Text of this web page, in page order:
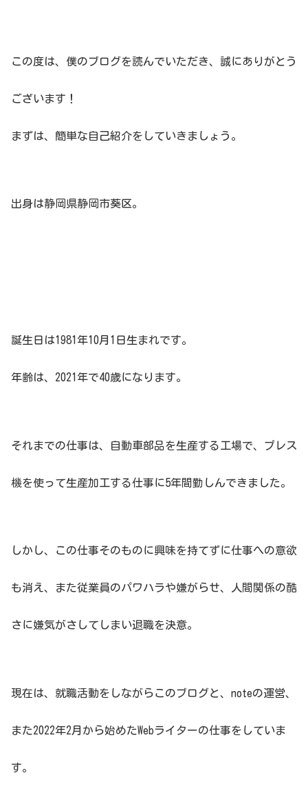
この度は、僕のブログを読んでいただき、誠にありがとう
ございます！
まずは、簡単な自己紹介をしていきましょう。
出身は静岡県静岡市葵区。
誕生日は1981年10月1日生まれです。
年齢は、2021年で40歳になります。
それまでの仕事は、自動車部品を生産する工場で、プレス
機を使って生産加工する仕事に5年間勤しんできました。
しかし、この仕事そのものに興味を持てずに仕事への意欲
も消え、また従業員のパワハラや嫌がらせ、人間関係の酷
さに嫌気がさしてしまい退職を決意。
現在は、就職活動をしながらこのブログと、noteの運営、
また2022年2月から始めたWebライターの仕事をしていま
す。